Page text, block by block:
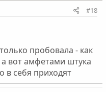
#18
пробовала - как
вот амфетами штука
в себя приходят